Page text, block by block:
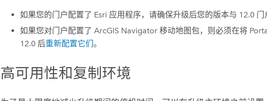
如果您的门户配置了 Esri 应用程序，请确保升级后您的版本与 12.0门
如果您对门户配置了 ArcGIS Navigator移动地图包，则必须在将
12.0后重新配置它们 。
高可用性和复制环境